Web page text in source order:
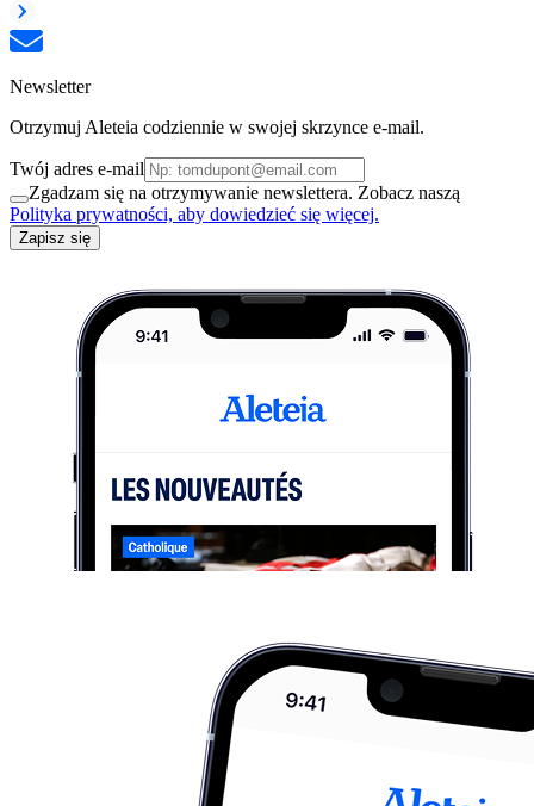
Newsletter
Otrzymuj Aleteia codziennie w swojej skrzynce e-mail.
Twój adres e-mail
Zgadzam się na otrzymywanie newslettera. Zobacz naszą
Polityka prywatności, aby dowiedzieć się więcej.
Zapisz się